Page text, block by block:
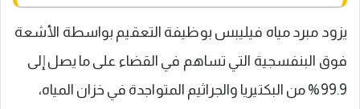
يزود مبرد مياه فيليبس بوظيفة التعقيم بواسطة الأشعة
فوق البنفسجية التي تساهم في القضاء على ما يصل إلى
99.9% من البكتيريا والجراثيم المتواجدة في خزان المياه،